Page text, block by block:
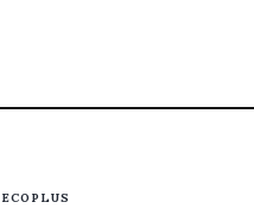
ECOPLUS